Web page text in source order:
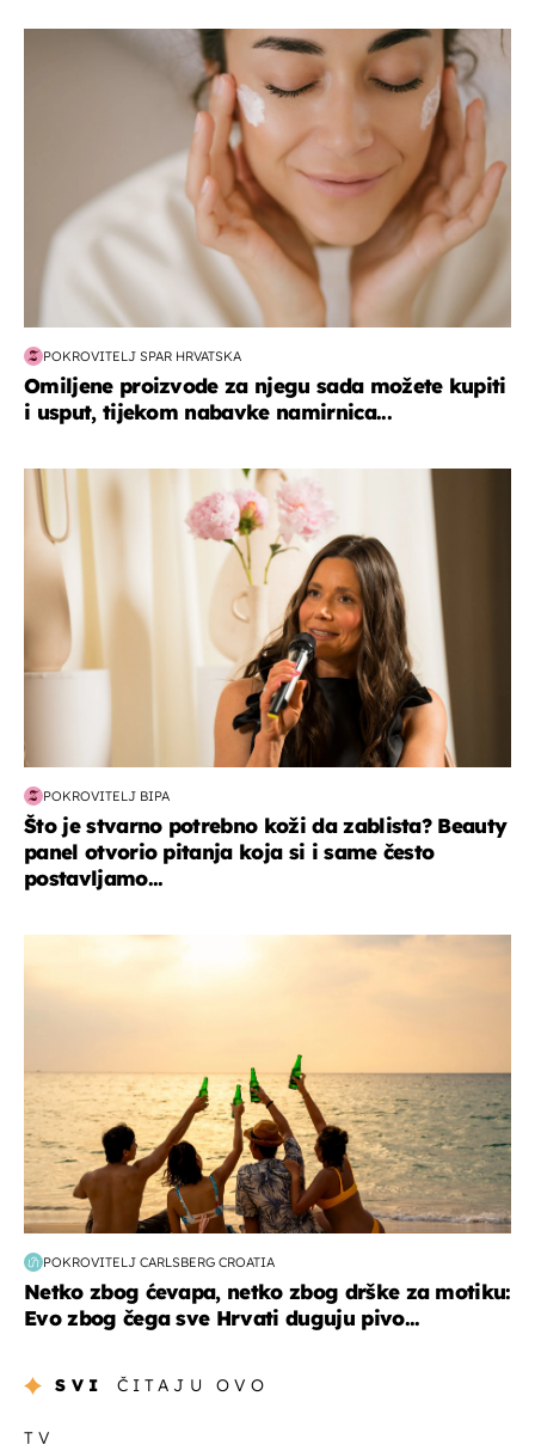
moda & ljepota
POKROVITELJ SPAR HRVATSKA
Omiljene proizvode za njegu sada možete kupiti
i usput, tijekom nabavke namirnica...
moda & ljepota
POKROVITELJ BIPA
Što je stvarno potrebno koži da zablista? Beauty
panel otvorio pitanja koja si i same često
postavljamo...
POKROVITELJ CARLSBERG CROATIA
Netko zbog ćevapa, netko zbog drške za motiku:
Evo zbog čega sve Hrvati duguju pivo...
SVI ČITAJU OVO
TV